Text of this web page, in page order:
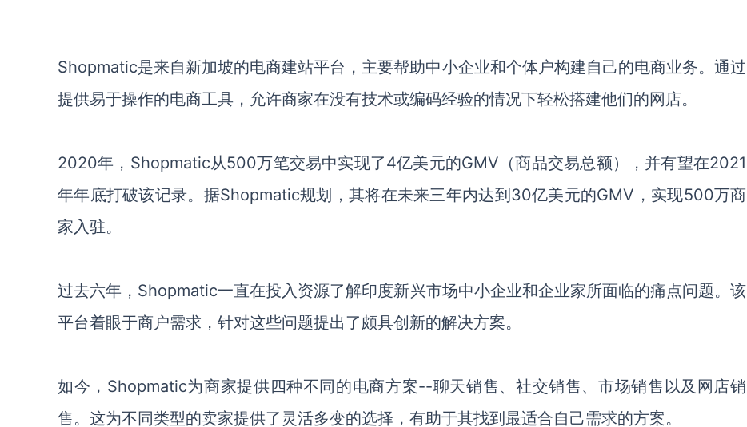
Shopmatic是来自新加坡的电商建站平台，主要帮助中小企业和个体户构建自己的电商业务。通过
提供易于操作的电商工具， 允许商家在没有技术或编码经验的情况下轻松搭建他们的网店。
2020年， Shopmatic从500万笔交易中实现了4亿美元的GMV（商品交易总额）， 并有望在2021
年年底打破该记录。 据Shopmatic规划，其将在未来三年内达到 30亿美元的GMV ，实现500万商
家入驻。
过去六年， Shopmatic一直在投入资源了解印度新兴市场中小企业和企业家所面临的痛点问题。该
平台着眼于商户需求， 针对这些问题提出了颇具创新的解决方案。
如今 ， Shopmatic为商家提供四种不同的电商方案--聊天销售、社交销售、市场销售以及 网店销
售。这为不同类型的卖家提供了灵活多变的选择 ， 有助于其找到最适合自己需求的方案。